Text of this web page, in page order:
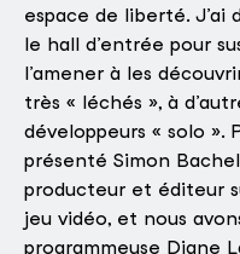
espace de liberté. J’ai
le hall d’entrée pour
l’amener à les
très « léchés », à
développeurs « solo ».
présenté Simon
producteur et éditeur
jeu vidéo, et nous
programmeuse Diane